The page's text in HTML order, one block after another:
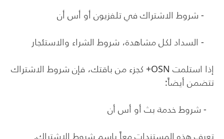
- شروط الاشتراك في تلفزيون أو أس أن
- السداد لكل مشاهدة، شروط الشراء والاستئجار
إذا استلمت OSN+ كجزء من باقتك، فإن شروط الاشتراك
تتضمن أيضاً:
- شروط خدمة بث أو أس أن